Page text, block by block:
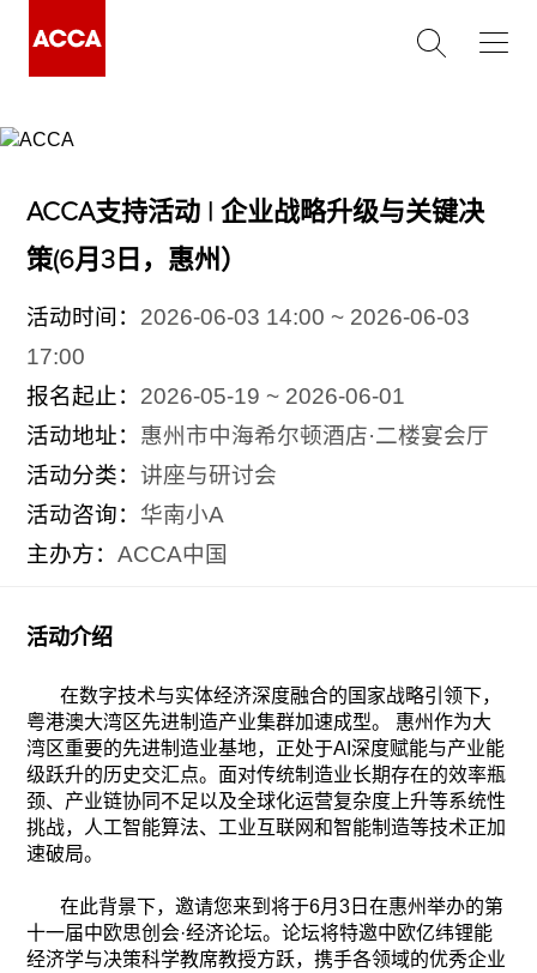
ACCA支持活动 | 企业战略升级与关键决
策(6月3日，惠州）
活动时间： 2026-06-03 14:00 ~ 2026-06-03
17:00
报名起止： 2026-05-19 ~ 2026-06-01
活动地址： 惠州市中海希尔顿酒店·二楼宴会厅
活动分类：讲座与研讨会
活动咨询： 华南小A
主办方：ACCA中国
活动介绍
在数字技术与实体经济深度融合的国家战略引领下，
粤港澳大湾区先进制造产业集群加速成型。 惠州作为大
湾区重要的先进制造业基地，正处于AI深度赋能与产业能
级跃升的历史交汇点。面对传统制造业长期存在的效率瓶
颈、产业链协同不足以及全球化运营复杂度上升等系统性
挑战，人工智能算法、工业互联网和智能制造等技术正加
速破局。
在此背景下，邀请您来到将于6月3日在惠州举办的第
十一届中欧思创会·经济论坛。论坛将特邀中欧亿纬锂能
经济学与决策科学教席教授方跃，携手各领域的优秀企业